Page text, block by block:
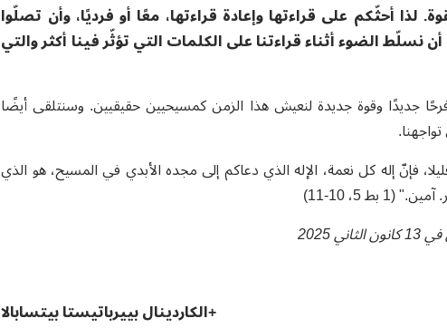
لذا أحثّكم على قراءتها وإعادة قراءتها، معًا أو فرديًا، وأن تصلّوا
الضوء أثناء قراءتنا على الكلمات التي تؤثّر فينا أكثر والتي
جديدًا وقوة جديدة لنعيش هذا الزمن كمسيحيين حقيقيين. وسنتلقى أيضًا
فإنّ إله كل نعمة، الإله الذي دعاكم إلى مجده الأبدي في المسيح، هو الذي
5، 10-11)
2025
+الكاردينال بييرباتيستا بيتسابالا